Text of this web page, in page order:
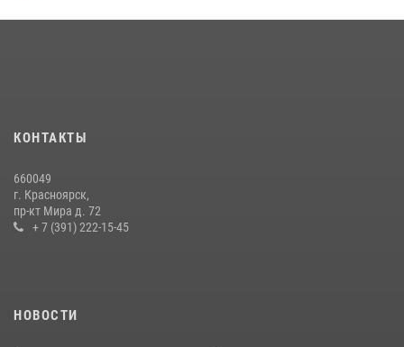
Красноярскому краю.
10 июля 2026, 06:21
КОНТАКТЫ
660049
г. Красноярск,
пр-кт Мира д. 72
+ 7 (391) 222-15-45
НОВОСТИ